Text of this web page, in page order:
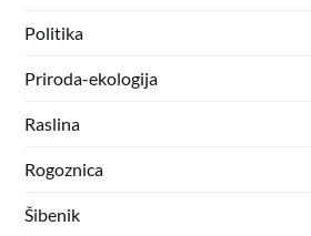
Politika
Priroda-ekologija
Raslina
Rogoznica
Šibenik